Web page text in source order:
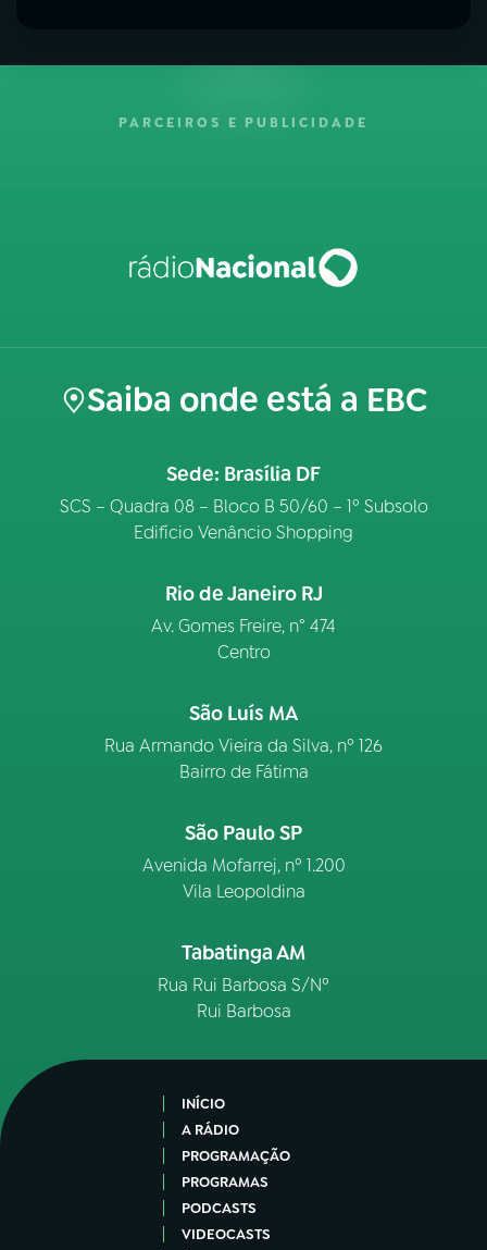
PARCEIROS E PUBLICIDADE
Saiba onde está a EBC
Sede: Brasília DF
SCS – Quadra 08 – Bloco B 50/60 – 1º Subsolo
Edifício Venâncio Shopping
Rio de Janeiro RJ
Av. Gomes Freire, n° 474
Centro
São Luís MA
Rua Armando Vieira da Silva, nº 126
Bairro de Fátima
São Paulo SP
Avenida Mofarrej, nº 1.200
Vila Leopoldina
Tabatinga AM
Rua Rui Barbosa S/Nº
Rui Barbosa
INÍCIO
A RÁDIO
PROGRAMAÇÃO
PROGRAMAS
PODCASTS
VIDEOCASTS